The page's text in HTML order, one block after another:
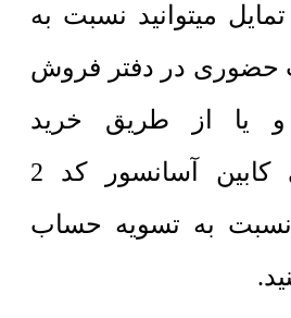
میتوانید نسبت به
حضوری در دفتر فروش
و یا از طریق خرید
اینترنتی کابین آسانسور کد 2
نسبت به تسویه حساب